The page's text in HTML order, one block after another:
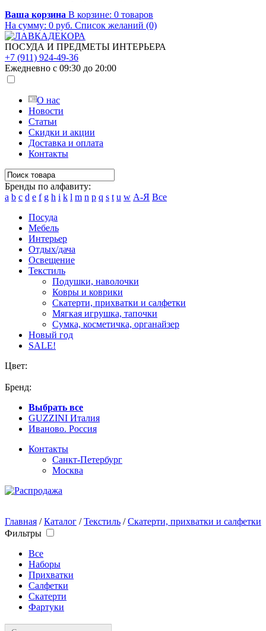
Ваша корзина В корзине: 0 товаров
На сумму: 0 руб. Список желаний (0)
ПОСУДА И ПРЕДМЕТЫ ИНТЕРЬЕРА
+7 (911) 924-49-36
Ежедневно с 09:30 до 20:00
О нас
Новости
Статьи
Скидки и акции
Доставка и оплата
Контакты
Бренды по алфавиту:
a b c d e f g h i k l m n p q s t u w А-Я Все
Посуда
Мебель
Интерьер
Отдых/дача
Освещение
Текстиль
Подушки, наволочки
Ковры и коврики
Скатерти, прихватки и салфетки
Мягкая игрушка, тапочки
Сумка, косметичка, органайзер
Новый год
SALE!
Цвет:
Бренд:
Выбрать все
GUZZINI Италия
Иваново. Россия
Контакты
Санкт-Петербург
Москва
Главная /Каталог /Текстиль /Скатерти, прихватки и салфетки
Фильтры
Все
Наборы
Прихватки
Салфетки
Скатерти
Фартуки